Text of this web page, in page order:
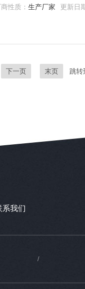
性质： 生产厂家 更新日
下一页 末页 跳转
系我们